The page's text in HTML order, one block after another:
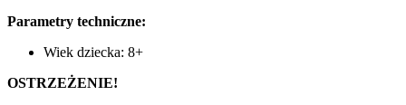
Parametry techniczne:
Wiek dziecka: 8+
OSTRZEŻENIE!